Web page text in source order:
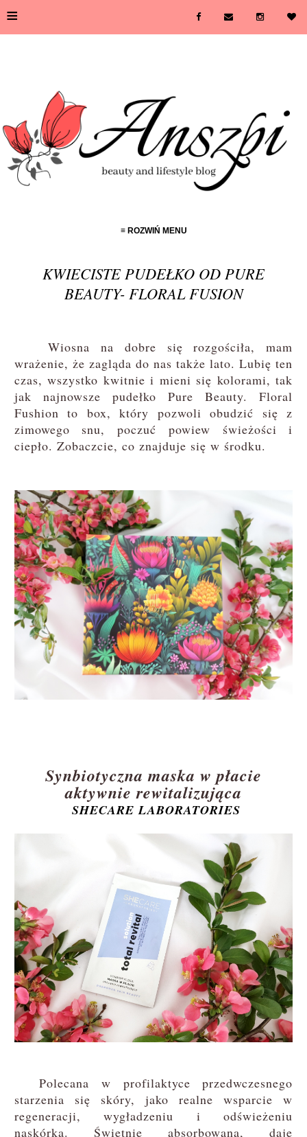
≡
≡ ROZWIŃ MENU
KWIECISTE PUDEŁKO OD PURE
BEAUTY- FLORAL FUSION
Wiosna na dobre się rozgościła, mam
wrażenie, że zagląda do nas także lato. Lubię ten
czas, wszystko kwitnie i mieni się kolorami, tak
jak najnowsze pudełko Pure Beauty. Floral
Fushion to box, który pozwoli obudzić się z
zimowego snu, poczuć powiew świeżości i
ciepło. Zobaczcie, co znajduje się w środku.
Synbiotyczna maska w płacie
aktywnie rewitalizująca
SHECARE LABORATORIES
Polecana w profilaktyce przedwczesnego
starzenia się skóry, jako realne wsparcie w
regeneracji, wygładzeniu i odświeżeniu
naskórka. Świetnie absorbowana, daje